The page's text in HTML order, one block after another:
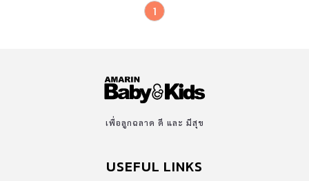
1
เพื่อลูกฉลาด ดี และ มีสุข
USEFUL LINKS